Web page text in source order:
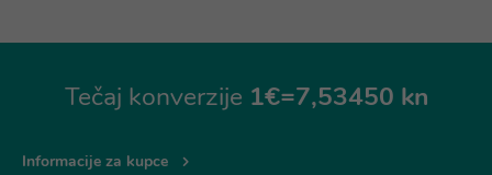
Tečaj konverzije 1€=7,53450 kn
Informacije za kupce